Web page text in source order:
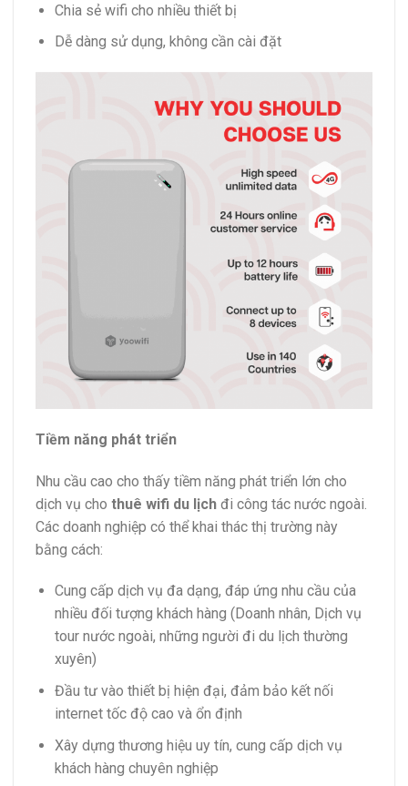
Chia sẻ wifi cho nhiều thiết bị
Dễ dàng sử dụng, không cần cài đặt
Tiềm năng phát triển
Nhu cầu cao cho thấy tiềm năng phát triển lớn cho
dịch vụ cho thuê wifi du lịch đi công tác nước ngoài.
Các doanh nghiệp có thể khai thác thị trường này
bằng cách:
Cung cấp dịch vụ đa dạng, đáp ứng nhu cầu của
nhiều đối tượng khách hàng (Doanh nhân, Dịch vụ
tour nước ngoài, những người đi du lịch thường
xuyên)
Đầu tư vào thiết bị hiện đại, đảm bảo kết nối
internet tốc độ cao và ổn định
Xây dựng thương hiệu uy tín, cung cấp dịch vụ
khách hàng chuyên nghiệp